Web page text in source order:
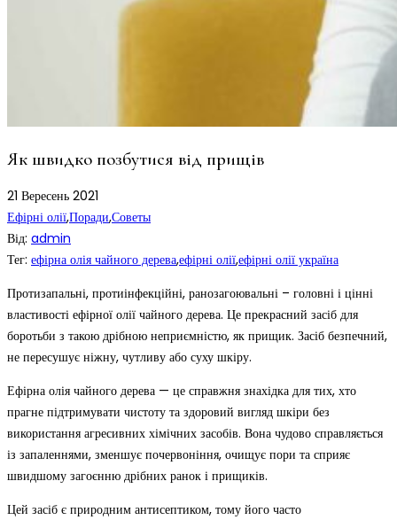
Як швидко позбутися від прищів
21 Вересень 2021
Ефірні олії,Поради,Советы
Від: admin
Тег: ефірна олія чайного дерева,ефірні олії,ефірні олії україна
Протизапальні, протиінфекційні, ранозагоювальні – головні і цінні
властивості ефірної олії чайного дерева. Це прекрасний засіб для
боротьби з такою дрібною неприємністю, як прищик. Засіб безпечний,
не пересушує ніжну, чутливу або суху шкіру.
Ефірна олія чайного дерева — це справжня знахідка для тих, хто
прагне підтримувати чистоту та здоровий вигляд шкіри без
використання агресивних хімічних засобів. Вона чудово справляється
із запаленнями, зменшує почервоніння, очищує пори та сприяє
швидшому загоєнню дрібних ранок і прищиків.
Цей засіб є природним антисептиком, тому його часто